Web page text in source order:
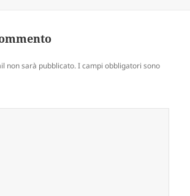
non sarà pubblicato. I campi obbligatori sono